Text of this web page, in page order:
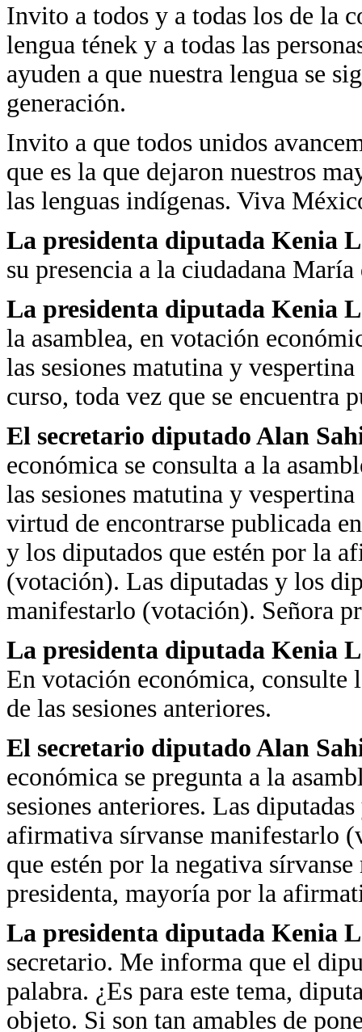
Invito a todos y a todas los de la
lengua tének y a todas las
ayuden a que nuestra lengua se
generación.
Invito a que todos unidos
que es la que dejaron nuestros
las lenguas indígenas. Viva
La presidenta diputada Kenia
su presencia a la ciudadana
La presidenta diputada Kenia
la asamblea, en votación
las sesiones matutina y
curso, toda vez que se encuentra
El secretario diputado Alan
económica se consulta a la
las sesiones matutina y
virtud de encontrarse publicada
y los diputados que estén por la
(votación). Las diputadas y los
manifestarlo (votación). Señora
La presidenta diputada Kenia
En votación económica, consulte
de las sesiones anteriores.
El secretario diputado Alan
económica se pregunta a la
sesiones anteriores. Las
afirmativa sírvanse manifestarlo
que estén por la negativa
presidenta, mayoría por la
La presidenta diputada Kenia
secretario. Me informa que el
palabra. ¿Es para este tema,
objeto. Si son tan amables de